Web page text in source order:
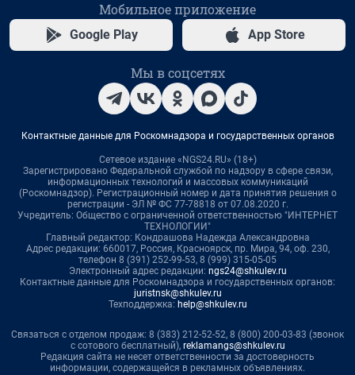
Мобильное приложение
Google Play App Store
Мы в соцсетях
Контактные данные для Роскомнадзора и государственных органов
Сетевое издание «NGS24.RU» (18+)
Зарегистрировано Федеральной службой по надзору в сфере связи,
информационных технологий и массовых коммуникаций
(Роскомнадзор). Регистрационный номер и дата принятия решения о
регистрации - ЭЛ № ФС 77-78818 от 07.08.2020 г.
Учредитель: Общество с ограниченной ответственностью "ИНТЕРНЕТ
ТЕХНОЛОГИИ"
Главный редактор: Кондрашова Надежда Александровна
Адрес редакции: 660017, Россия, Красноярск, пр. Мира, 94, оф. 230,
телефон 8 (391) 252-99-53, 8 (999) 315-05-05
Электронный адрес редакции: ngs24@shkulev.ru
Контактные данные для Роскомнадзора и государственных органов:
juristnsk@shkulev.ru
Техподдержка: help@shkulev.ru
Связаться с отделом продаж: 8 (383) 212-52-52, 8 (800) 200-03-83 (звонок
с сотового бесплатный), reklamangs@shkulev.ru
Редакция сайта не несет ответственности за достоверность
информации, содержащейся в рекламных объявлениях.